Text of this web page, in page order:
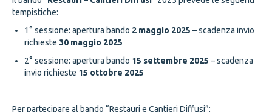
tempistiche:
1° sessione: apertura bando 2 maggio 2025 – scadenza invio
richieste 30 maggio 2025
2° sessione: apertura bando 15 settembre 2025 – scadenza
invio richieste 15 ottobre 2025
Per partecipare al bando “Restauri e Cantieri Diffusi”: